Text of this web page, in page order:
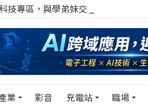
技專區，與學弟妹交流最硬核的技術
業 影音 充電站 職場